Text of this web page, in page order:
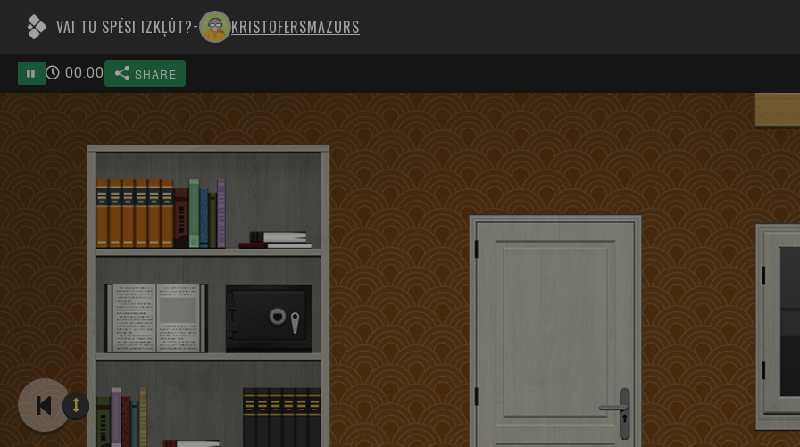
VAI TU SPĒSI IZKĻŪT?- KRISTOFERSMAZURS
SHARE
00:00